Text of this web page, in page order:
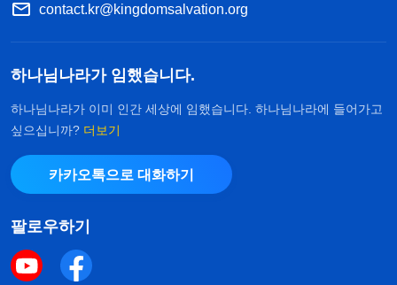
위장병, 요퇴동통, 관절염, 류머티즘, 피부병, 부인병,
간 질환, 고혈압, 심장병 등 말이다. ‘계속 본분을 이
행하면 하나님 집에서 이 병을 치료해 줄까? 병세가
치료해 주실까? 남들은 하나님을 믿고 완쾌되었다는
데 내 병도 나을 수 있으려나? 하나님이 남들에게 은
총을 베푸신 것처럼 내 병도 치료해 주실까? 내가 충
야. 내가 일방적으로 하나님께 치료해 달라고 간구해
도 하나님이 치료해 주시지 않으면 난 어쩌지?’ 이런
contact.kr@kingdomsalvation.org
하나님나라가 임했습니다.
하나님나라가 이미 인간 세상에 임했습니다. 하나님나라에 들어가고
싶으십니까? 더보기
카카오톡으로 대화하기
팔로우하기